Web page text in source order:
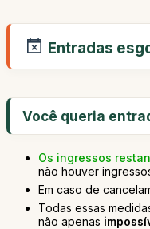
Entradas
Você queria
Os ingressos
não houver
Em caso de
Todas essas
não apenas